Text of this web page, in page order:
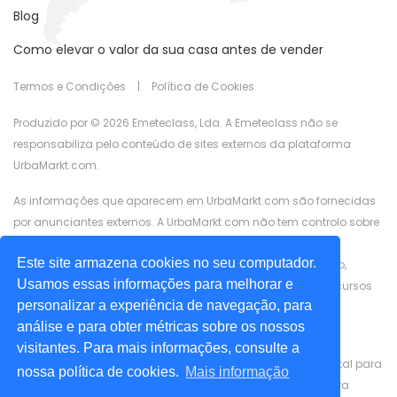
Este site armazena cookies no seu computador.
Usamos essas informações para melhorar e
personalizar a experiência de navegação, para
análise e para obter métricas sobre os nossos
visitantes. Para mais informações, consulte a
nossa política de cookies. Mais informação
Blog
Como elevar o valor da sua casa antes de vender
Termos e Condições | Política de Cookies
Produzido por © 2026 Emeteclass, Lda. A Emeteclass não se
responsabiliza pelo conteúdo de sites externos da plataforma
UrbaMarkt.com.
As informações que aparecem em UrbaMarkt.com são fornecidas
por anunciantes externos. A UrbaMarkt.com não tem controlo sobre
informações apresentadas, em nenhum dos formatos (texto,
imágens, vídeos), nem do conteúdo relacionado ou dos recursos
associados, fornecidos pelos anunciantes para fins de
publicidade.
Estamos comprometidos em garantir a acessibilidade digital para
pessoas com deficiência. Trabalhamos continuamente para